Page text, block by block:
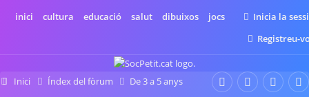
inici cultura educació salut dibuixos jocs
Inicia la
Registreu-
Inici Índex del fòrum
De 3 a 5 anys